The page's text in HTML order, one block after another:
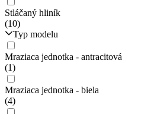
Stláčaný hliník
(10)
Typ modelu
Mraziaca jednotka - antracitová
(1)
Mraziaca jednotka - biela
(4)